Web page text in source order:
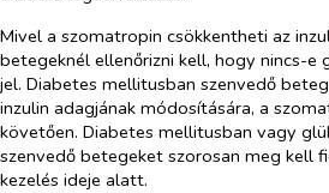
Mivel a szomatropin csökkentheti az
betegeknél ellenőrizni kell, hogy nincs-e
jel. Diabetes mellitusban szenvedő
inzulin adagjának módosítására, a
követően. Diabetes mellitusban vagy
szenvedő betegeket szorosan meg kell
kezelés ideje alatt.